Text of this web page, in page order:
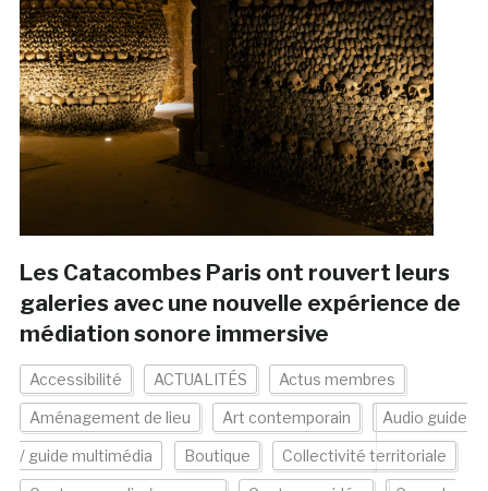
Les Catacombes Paris ont rouvert leurs
galeries avec une nouvelle expérience de
médiation sonore immersive
Accessibilité ACTUALITÉS Actus membres
Aménagement de lieu Art contemporain Audio guide
/ guide multimédia Boutique Collectivité territoriale